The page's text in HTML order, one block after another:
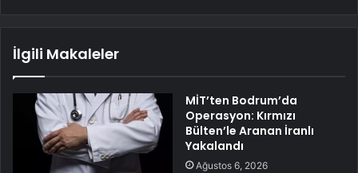
İlgili Makaleler
MİT’ten Bodrum’da
Operasyon: Kırmızı
Bülten’le Aranan İranlı
Yakalandı
Ağustos 6, 2026